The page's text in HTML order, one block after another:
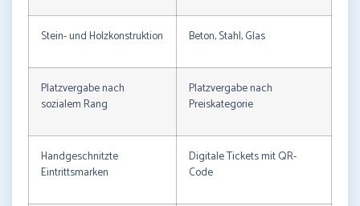
Stein- und Holzkonstruktion Beton, Stahl, Glas
Platzvergabe nach
sozialem Rang
Platzvergabe nach
Preiskategorie
Handgeschnitzte
Eintrittsmarken
Digitale Tickets mit QR-
Code